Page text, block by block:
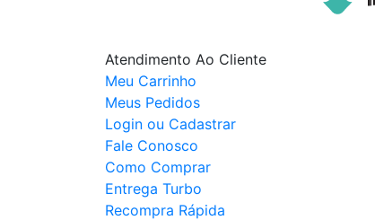
Atendimento Ao Cliente
Meu Carrinho
Meus Pedidos
Login ou Cadastrar
Fale Conosco
Como Comprar
Entrega Turbo
Recompra Rápida